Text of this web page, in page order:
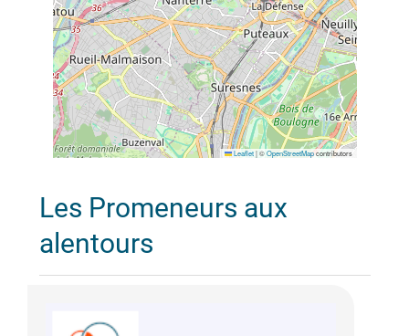
Leaflet |©OpenStreetMapcontributors
Les Promeneurs aux
alentours